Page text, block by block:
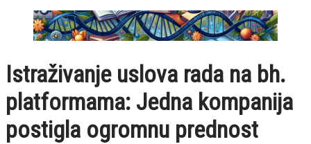
Istraživanje uslova rada na bh.
platformama: Jedna kompanija
postigla ogromnu prednost